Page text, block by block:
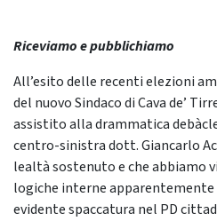
Riceviamo e pubblichiamo
All’esito delle recenti elezioni
del nuovo Sindaco di Cava de’
assistito alla drammatica
centro-sinistra dott. Giancarlo
lealtà sostenuto e che abbiamo
logiche interne
evidente spaccatura nel PD